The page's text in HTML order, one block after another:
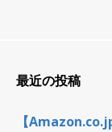
最近の投稿
【